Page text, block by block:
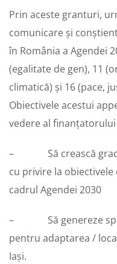
Prin aceste granturi,
comunicare și
în România a Agendei
(egalitate de gen), 11
climatică) și 16 (pace,
Obiectivele acestui
vedere al
– Să crească
cu privire la
cadrul Agendei 2030
– Să genereze
pentru adaptarea /
Iași.